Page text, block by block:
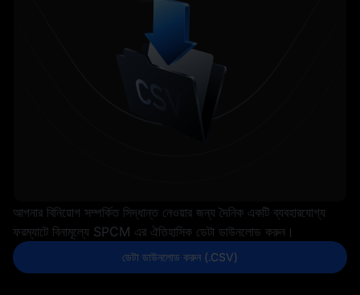
আপনার বিনিয়োগ সম্পর্কিত সিদ্ধান্ত নেওয়ার জন্য দৈনিক একটি ব্যবহারযোগ্য
ফরম্যাটে বিনামূল্যে SPCM এর ঐতিহাসিক ডেটা ডাউনলোড করুন।
ডেটা ডাউনলোড করুন (.CSV)